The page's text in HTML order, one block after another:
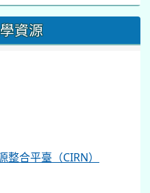
資源
合平臺（CIRN）